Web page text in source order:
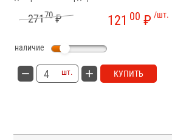
27170₽ /шт.
121 00 ₽
наличие
шт. КУПИТЬ